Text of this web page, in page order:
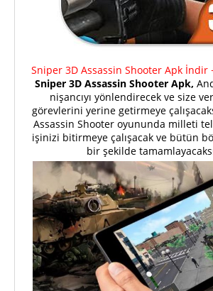
Sniper 3D Assassin Shooter Apk İndir
Sniper 3D Assassin Shooter Apk,
nişancıyı yönlendirecek ve size
görevlerini yerine getirmeye
Assassin Shooter oyununda milleti
işinizi bitirmeye çalışacak ve bütün
bir şekilde